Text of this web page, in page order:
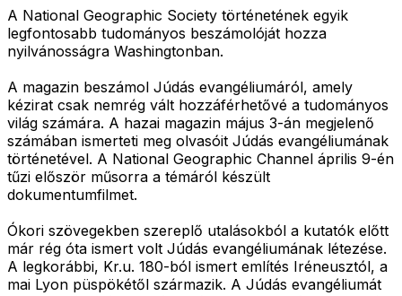
A National Geographic Society történetének egyik
legfontosabb tudományos beszámolóját hozza
nyilvánosságra Washingtonban.
A magazin beszámol Júdás evangéliumáról, amely
kézirat csak nemrég vált hozzáférhetővé a tudományos
világ számára. A hazai magazin május 3-án megjelenő
számában ismerteti meg olvasóit Júdás evangéliumának
történetével. A National Geographic Channel április 9-én
tűzi először műsorra a témáról készült
dokumentumfilmet.
Ókori szövegekben szereplő utalásokból a kutatók előtt
már rég óta ismert volt Júdás evangéliumának létezése.
A legkorábbi, Kr.u. 180-ból ismert említés Iréneusztól, a
mai Lyon püspökétől származik. A Júdás evangéliumát